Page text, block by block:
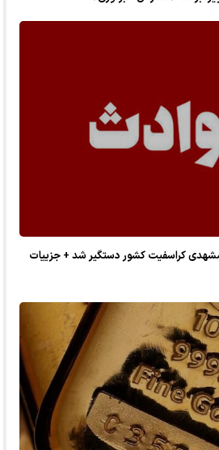
کراسفیت کشور دستگیر شد + جزییات